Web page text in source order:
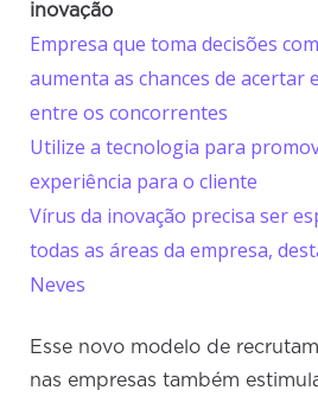
inovação
Empresa que toma decisões
aumenta as chances de acertar
entre os concorrentes
Utilize a tecnologia para
experiência para o cliente
Vírus da inovação precisa ser
todas as áreas da empresa,
Neves
Esse novo modelo de
nas empresas também